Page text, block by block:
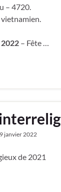
– 4720.
– Fête …
janvier 2022
de 2021